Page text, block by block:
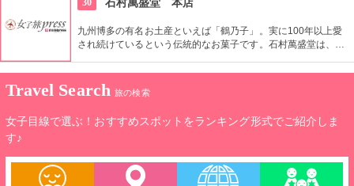
てみてしまいそうになります。蚕の市などで買い付けたヨーロ
ピアン雑貨に癒されてください。
石村萬盛堂 本店
九州博多の有名お土産といえば「鶴乃子」。実に100年以上愛
され続けているという伝統的なお菓子です。石村萬盛堂は、明
ワイトデーを作り出したお店ということでも有名ですが、やは
り九州の博多に行ったら、ぜひとも訪れたいお店のひとつで
す。
Travel Search 旅の検索
女子目線で選ぶ！おすすめスポットをランキング形式でご紹介しま
す♪